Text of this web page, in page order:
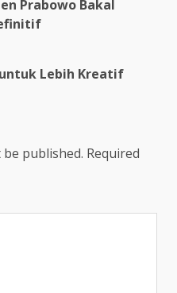
Prabowo Bakal
Lebih Kreatif
published. Required